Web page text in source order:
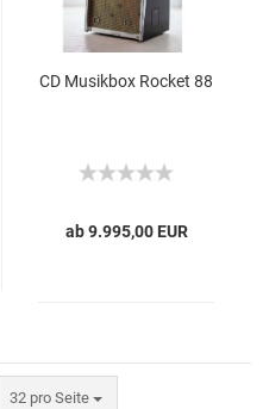
CD Musikbox Rocket 88
ab 9.995,00 EUR
32 pro Seite